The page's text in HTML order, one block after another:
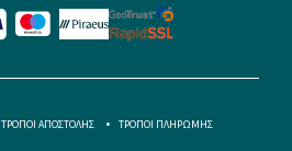
ΤΡΟΠΟΙ ΑΠΟΣΤΟΛΗΣ ΤΡΟΠΟΙ ΠΛΗΡΩΜΗΣ